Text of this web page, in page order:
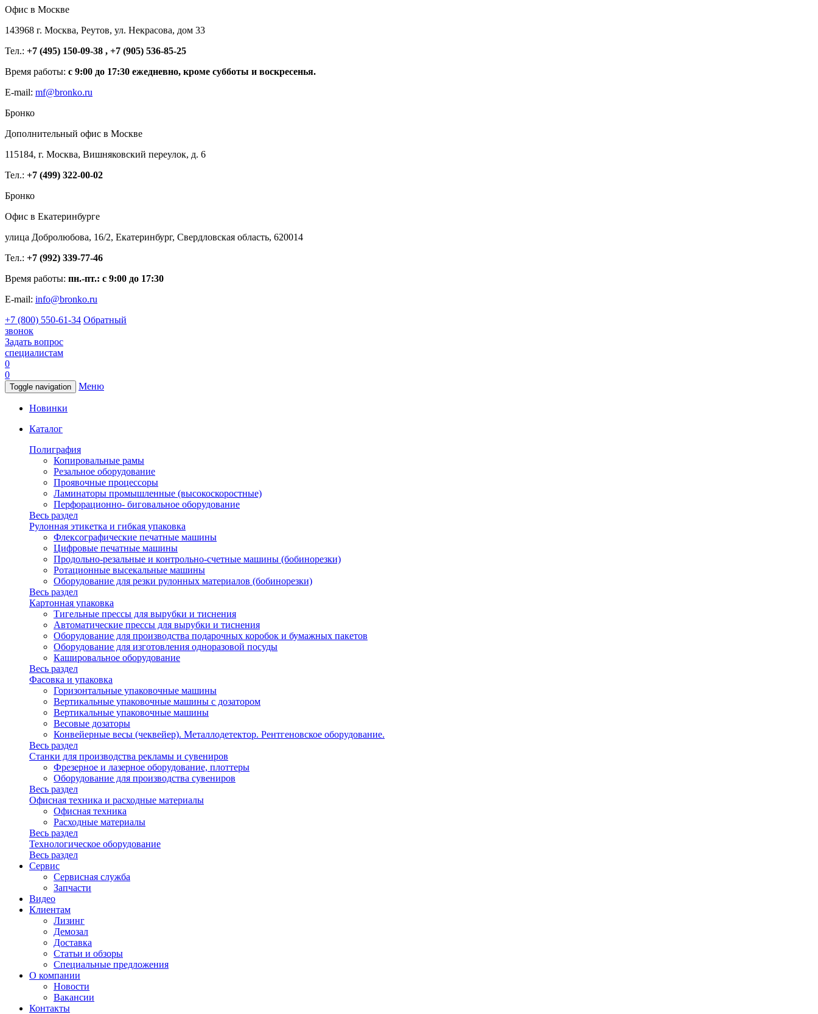
Офис в Москве
143968 г. Москва, Реутов, ул. Некрасова, дом 33
Тел.: +7 (495) 150-09-38 , +7 (905) 536-85-25
Время работы: с 9:00 до 17:30 ежедневно, кроме субботы и воскресенья.
E-mail: mf@bronko.ru
Бронко
Дополнительный офис в Москве
115184, г. Москва, Вишняковский переулок, д. 6
Тел.: +7 (499) 322-00-02
Бронко
Офис в Екатеринбурге
улица Добролюбова, 16/2, Екатеринбург, Свердловская область, 620014
Тел.: +7 (992) 339-77-46
Время работы: пн.-пт.: с 9:00 до 17:30
E-mail: info@bronko.ru
+7 (800) 550-61-34 Обратный
звонок
Задать вопрос
специалистам
0
0
Toggle navigation Меню
Новинки
Каталог
Полиграфия
Копировальные рамы
Резальное оборудование
Проявочные процессоры
Ламинаторы промышленные (высокоскоростные)
Перфорационно- биговальное оборудование
Весь раздел
Рулонная этикетка и гибкая упаковка
Флексографические печатные машины
Цифровые печатные машины
Продольно-резальные и контрольно-счетные машины (бобинорезки)
Ротационные высекальные машины
Оборудование для резки рулонных материалов (бобинорезки)
Весь раздел
Картонная упаковка
Тигельные прессы для вырубки и тиснения
Автоматические прессы для вырубки и тиснения
Оборудование для производства подарочных коробок и бумажных пакетов
Оборудование для изготовления одноразовой посуды
Кашировальное оборудование
Весь раздел
Фасовка и упаковка
Горизонтальные упаковочные машины
Вертикальные упаковочные машины с дозатором
Вертикальные упаковочные машины
Весовые дозаторы
Конвейерные весы (чеквейер). Металлодетектор. Рентгеновское оборудование.
Весь раздел
Станки для производства рекламы и сувениров
Фрезерное и лазерное оборудование, плоттеры
Оборудование для производства сувениров
Весь раздел
Офисная техника и расходные материалы
Офисная техника
Расходные материалы
Весь раздел
Технологическое оборудование
Весь раздел
Сервис
Сервисная служба
Запчасти
Видео
Клиентам
Лизинг
Демозал
Доставка
Статьи и обзоры
Специальные предложения
О компании
Новости
Вакансии
Контакты